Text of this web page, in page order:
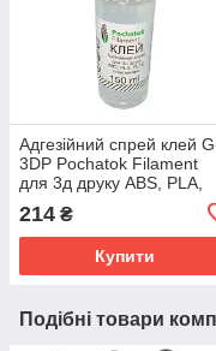
Адгезійний спрей клей
3DP Pochatok Filament
для 3д друку ABS, PLA,
PETG пластиками 150ml
214 ₴
Купити
Подібні товари